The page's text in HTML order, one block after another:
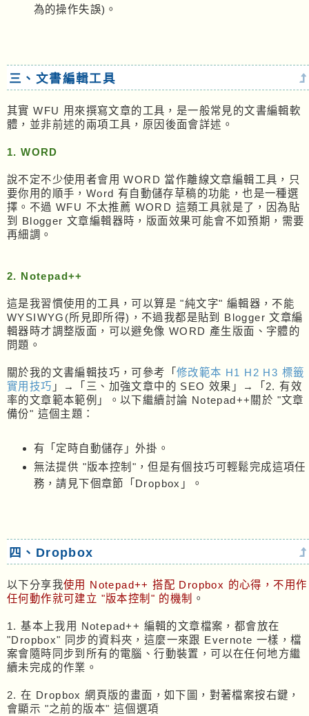
為的操作失誤)。
三、文書編輯工具
其實 WFU 用來撰寫文章的工具，是一般常見的文書編輯軟
體，並非前述的兩項工具，原因後面會詳述。
1. WORD
說不定不少使用者會用 WORD 當作離線文章編輯工具，只
要你用的順手，Word 有自動儲存草稿的功能，也是一種選
擇。不過 WFU 不太推薦 WORD 這類工具就是了，因為貼
到 Blogger 文章編輯器時，版面效果可能會不如預期，需要
再細調。
2. Notepad++
這是我習慣使用的工具，可以算是 "純文字" 編輯器，不能
WYSIWYG(所見即所得)，不過我都是貼到 Blogger 文章編
輯器時才調整版面，可以避免像 WORD 產生版面、字體的
問題。
關於我的文書編輯技巧，可參考「 修改範本 H1 H2 H3 標籤
實用技巧 」→「三、加強文章中的 SEO 效果」→「2. 有效
率的文章範本範例」。以下繼續討論 Notepad++關於 "文章
備份" 這個主題：
有「定時自動儲存」外掛。
無法提供 "版本控制"，但是有個技巧可輕鬆完成這項任
務，請見下個章節「Dropbox」。
四、Dropbox
以下分享我使用 Notepad++ 搭配 Dropbox 的心得，不用作
任何動作就可建立 "版本控制" 的機制 。
1. 基本上我用 Notepad++ 編輯的文章檔案，都會放在
"Dropbox" 同步的資料夾，這麼一來跟 Evernote 一樣，檔
案會隨時同步到所有的電腦、行動裝置，可以在任何地方繼
續未完成的作業。
2. 在 Dropbox 網頁版的畫面，如下圖，對著檔案按右鍵，
會顯示 "之前的版本" 這個選項